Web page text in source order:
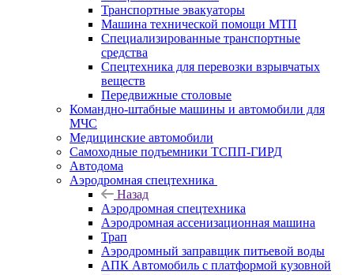
Транспортные эвакуаторы
Машина технической помощи МТП
Специализированные транспортные
средства
Спецтехника для перевозки взрывчатых
веществ
Передвижные столовые
Командно-штабные машины и автомобили для
МЧС
Медицинские автомобили
Самоходные подъемники ТСПП-ГИРД
Автодома
Аэродромная спецтехника
Назад
Аэродромная спецтехника
Аэродромная ассенизационная машина
Трап
Аэродромный заправщик питьевой воды
АПК Автомобиль с платформой кузовной